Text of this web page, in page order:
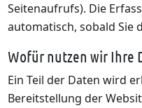
Seitenaufrufs). Die
automatisch, sobald Sie
Wofür nutzen wir Ihre
Ein Teil der Daten wird
Bereitstellung der